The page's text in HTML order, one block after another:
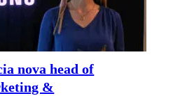
nova head of
&